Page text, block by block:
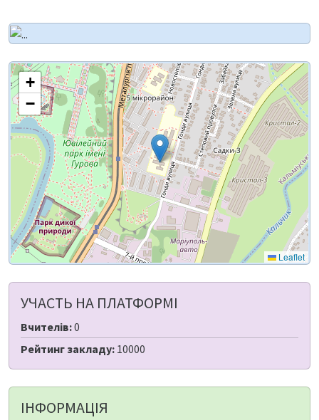
+
−
Leaflet
УЧАСТЬ НА ПЛАТФОРМІ
Вчителів:0
Рейтинг закладу: 10000
ІНФОРМАЦІЯ